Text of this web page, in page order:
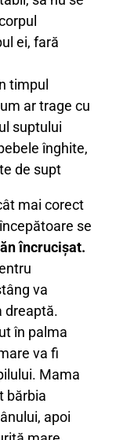
ei, fară
timpul
ar trage cu
suptului
înghite,
de supt
mai corect
se
încrucișat.
va
dreaptă.
în palma
va fi
Mama
bărbia
apoi